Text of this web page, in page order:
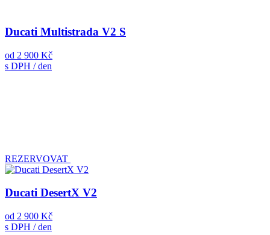
Ducati Multistrada V2 S
od 2 900 Kč
s DPH / den
REZERVOVAT
Ducati DesertX V2
od 2 900 Kč
s DPH / den